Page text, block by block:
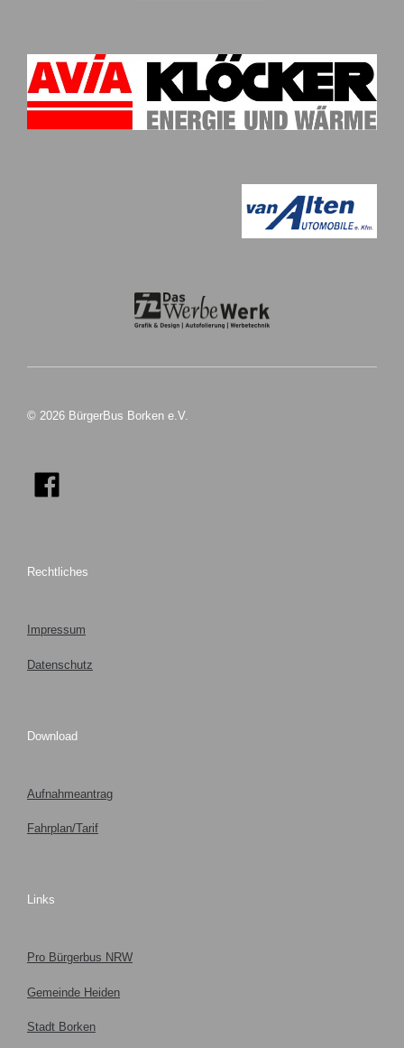
© 2026 BürgerBus Borken e.V.
Rechtliches
Impressum
Datenschutz
Download
Aufnahmeantrag
Fahrplan/Tarif
Links
Pro Bürgerbus NRW
Gemeinde Heiden
Stadt Borken